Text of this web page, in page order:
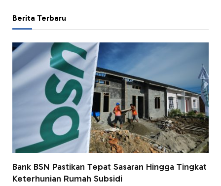
Berita Terbaru
Bank BSN Pastikan Tepat Sasaran Hingga Tingkat
Keterhunian Rumah Subsidi